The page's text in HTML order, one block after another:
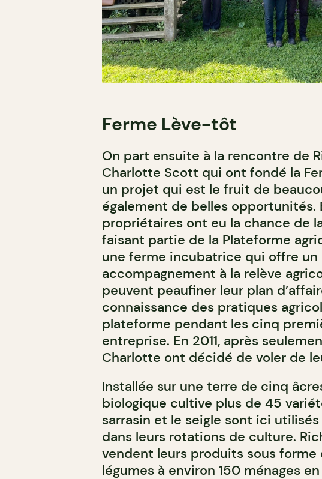
Ferme Lève-tôt
On part ensuite à la rencontre de
Charlotte Scott qui ont fondé la
un projet qui est le fruit de
également de belles opportunités.
propriétaires ont eu la chance de
faisant partie de la Plateforme
une ferme incubatrice qui offre
accompagnement à la relève
peuvent peaufiner leur plan
connaissance des pratiques
plateforme pendant les cinq
entreprise. En 2011, après
Charlotte ont décidé de voler de
Installée sur une terre de cinq
biologique cultive plus de 45
sarrasin et le seigle sont ici
dans leurs rotations de culture.
vendent leurs produits sous forme
légumes à environ 150 ménages